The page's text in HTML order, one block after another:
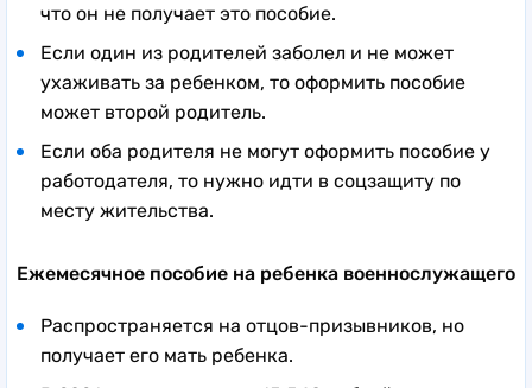
что он не получает это пособие.
Если один из родителей заболел и не может
ухаживать за ребенком, то оформить пособие
может второй родитель.
Если оба родителя не могут оформить пособие у
работодателя, то нужно идти в соцзащиту по
месту жительства.
Ежемесячное пособие на ребенка военнослужащего
Распространяется на отцов-призывников, но
получает его мать ребенка.